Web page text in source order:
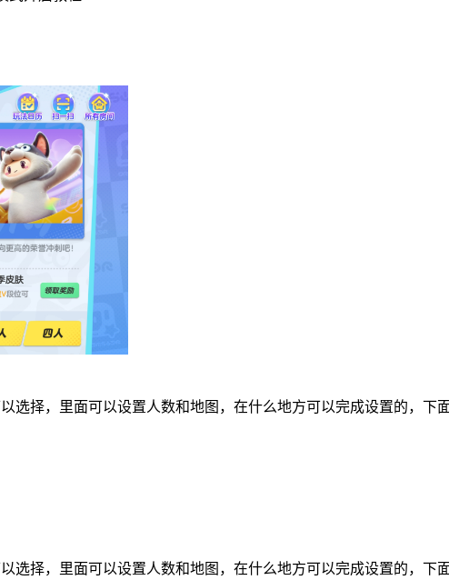
选择，里面可以设置人数和地图，在什么地方可以完成设置的，下
选择，里面可以设置人数和地图，在什么地方可以完成设置的，下